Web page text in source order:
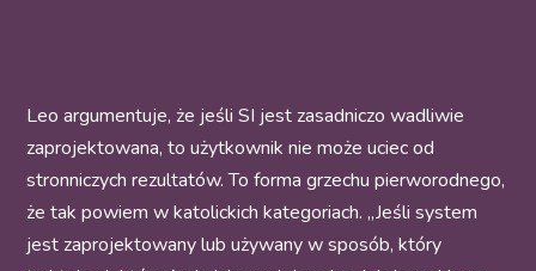
Leo argumentuje, że jeśli SI jest zasadniczo wadliwie
zaprojektowana, to użytkownik nie może uciec od
stronniczych rezultatów. To forma grzechu pierworodnego,
że tak powiem w katolickich kategoriach. „Jeśli system
jest zaprojektowany lub używany w sposób, który